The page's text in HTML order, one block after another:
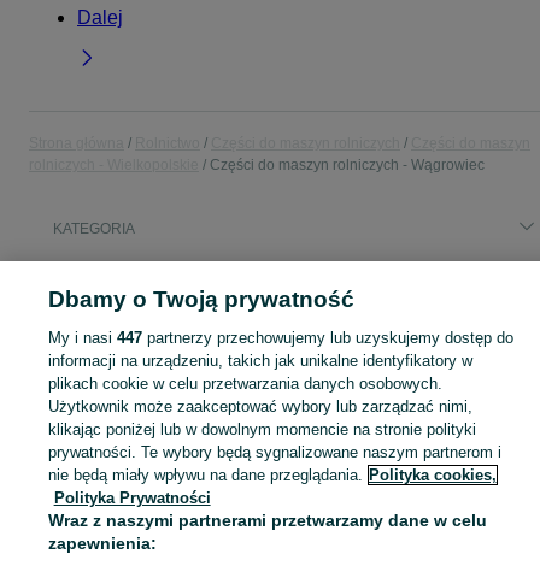
Dalej
Części do maszyn rolniczych - Wągrowiec
KATEGORIA
paleciak manitou
Znajdź części do maszyn rolniczych na OLX.pl. Szeroka oferta komponentów dla traktorów, kombajnów i innych urządzeń w miejscowości Wągrowiec!
Mapa kategorii
Mapa miejscowości
Mapa ministron
Popularne wyszukiwania
Dbamy o Twoją prywatność
My i nasi 447partnerzy przechowujemy lub uzyskujemy dostęp do
informacji na urządzeniu, takich jak unikalne identyfikatory w
plikach cookie w celu przetwarzania danych osobowych.
Użytkownik może zaakceptować wybory lub zarządzać nimi,
klikając poniżej lub w dowolnym momencie na stronie polityki
prywatności. Te wybory będą sygnalizowane naszym partnerom i
nie będą miały wpływu na dane przeglądania. Polityka cookies,
Polityka Prywatności
Wraz z naszymi partnerami przetwarzamy dane w celu
zapewnienia: